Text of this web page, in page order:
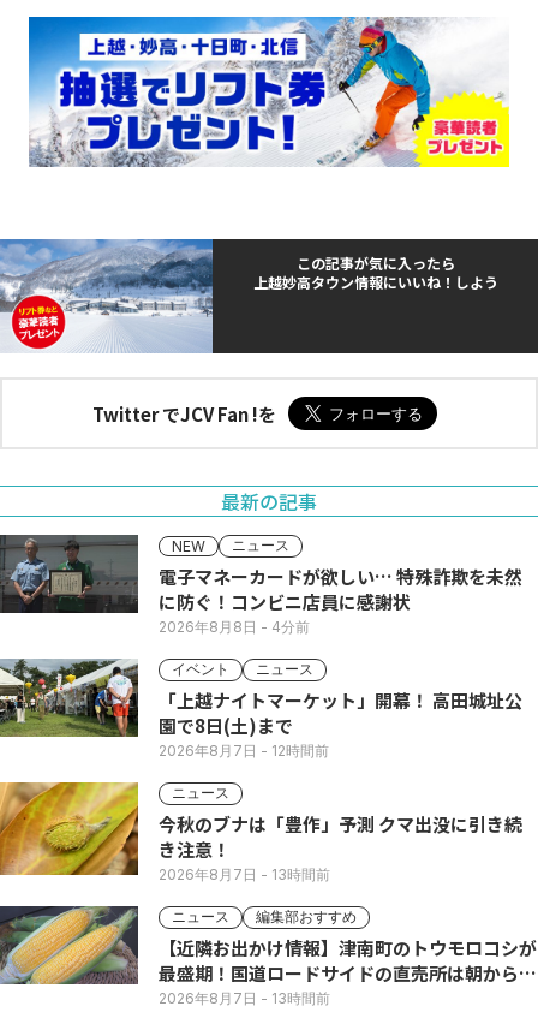
この記事が気に入ったら
上越妙高タウン情報にいいね！しよう
Twitter でJCV Fan !を
最新の記事
NEW ニュース
電子マネーカードが欲しい… 特殊詐欺を未然
に防ぐ！コンビニ店員に感謝状
2026年8月8日 - 4分前
イベント ニュース
「上越ナイトマーケット」開幕！ 高田城址公
園で8日(土)まで
2026年8月7日 - 12時間前
ニュース
今秋のブナは「豊作」予測 クマ出没に引き続
き注意！
2026年8月7日 - 13時間前
ニュース 編集部おすすめ
【近隣お出かけ情報】津南町のトウモロコシが
最盛期！国道ロードサイドの直売所は朝から長
い列
2026年8月7日 - 13時間前